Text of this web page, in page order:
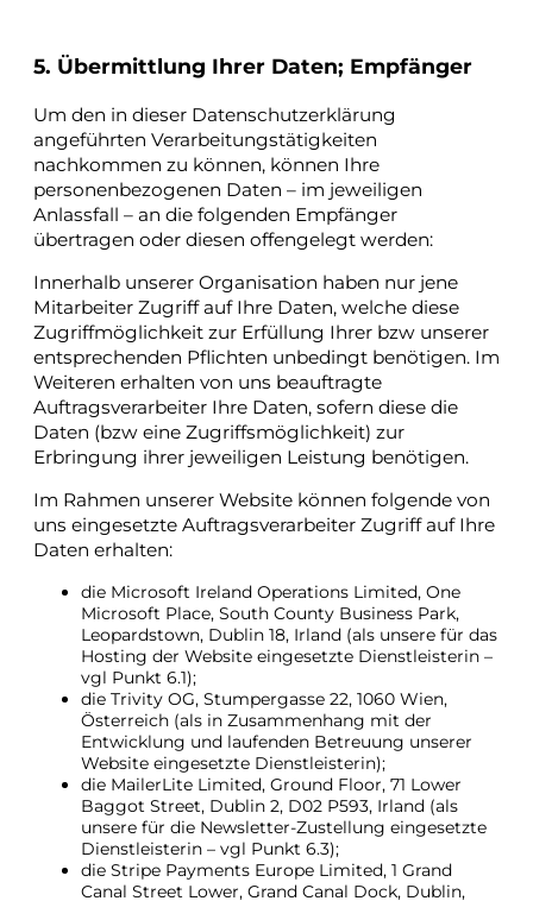
5. Übermittlung Ihrer Daten; Empfänger
Um den in dieser Datenschutzerklärung
angeführten Verarbeitungstätigkeiten
nachkommen zu können, können Ihre
personenbezogenen Daten – im jeweiligen
Anlassfall – an die folgenden Empfänger
übertragen oder diesen offengelegt werden:
Innerhalb unserer Organisation haben nur jene
Mitarbeiter Zugriff auf Ihre Daten, welche diese
Zugriffmöglichkeit zur Erfüllung Ihrer bzw unserer
entsprechenden Pflichten unbedingt benötigen. Im
Weiteren erhalten von uns beauftragte
Auftragsverarbeiter Ihre Daten, sofern diese die
Daten (bzw eine Zugriffsmöglichkeit) zur
Erbringung ihrer jeweiligen Leistung benötigen.
Im Rahmen unserer Website können folgende von
uns eingesetzte Auftragsverarbeiter Zugriff auf Ihre
Daten erhalten:
die Microsoft Ireland Operations Limited, One
Microsoft Place, South County Business Park,
Leopardstown, Dublin 18, Irland (als unsere für das
Hosting der Website eingesetzte Dienstleisterin –
vgl Punkt 6.1);
die Trivity OG, Stumpergasse 22, 1060 Wien,
Österreich (als in Zusammenhang mit der
Entwicklung und laufenden Betreuung unserer
Website eingesetzte Dienstleisterin);
die MailerLite Limited, Ground Floor, 71 Lower
Baggot Street, Dublin 2, D02 P593, Irland (als
unsere für die Newsletter-Zustellung eingesetzte
Dienstleisterin – vgl Punkt 6.3);
die Stripe Payments Europe Limited, 1 Grand
Canal Street Lower, Grand Canal Dock, Dublin,